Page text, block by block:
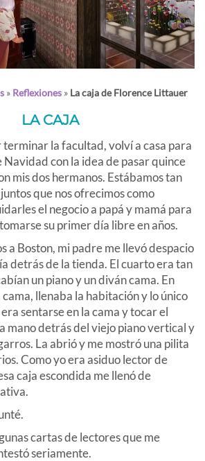
» Reflexiones » La caja de Florence Littauer
LA CAJA
la facultad, volví a casa para
Navidad con la idea de pasar quince
mis dos hermanos. Estábamos tan
que nos ofrecimos como
el negocio a papá y mamá para
su primer día libre en años.
a Boston, mi padre me llevó despacio
detrás de la tienda. El cuarto era tan
un piano y un diván cama. En
llenaba la habitación y lo único
sentarse en la cama y tocar el
mano detrás del viejo piano vertical y
La abrió y me mostró una pilita
Como yo era asiduo lector de
caja escondida me llenó de
cartas de lectores que me
seriamente.